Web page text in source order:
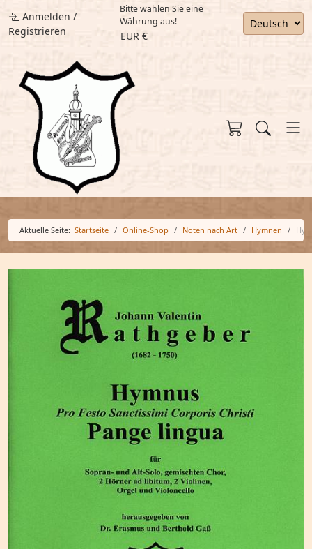
Anmelden /
Registrieren
Bitte wählen Sie eine
Währung aus!
EUR €
Aktuelle Seite: Startseite Online-Shop Noten nach Art Hymnen